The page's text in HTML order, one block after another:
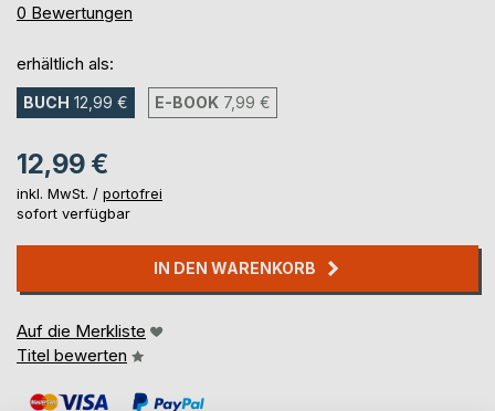
0%
0 Bewertungen
erhältlich als:
BUCH 12,99 € E-BOOK 7,99 €
12,99 €
inkl. MwSt. / portofrei
sofort verfügbar
IN DEN WARENKORB
Auf die Merkliste
Titel bewerten